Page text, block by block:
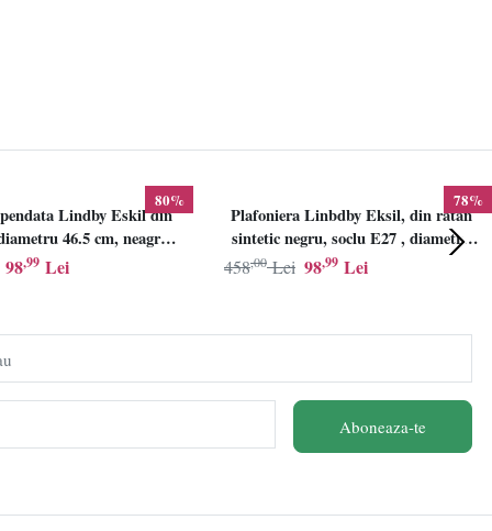
80%
Lindby Eskil din
46.5 cm, neagra,
E27
98,99 Lei
78%
Plafoniera Linbdby Eksil, din ratan
sintetic negru, soclu E27 , diametru
46.5cm, LINDBY
98,99 Lei
458,00 Lei
Aboneaza-te